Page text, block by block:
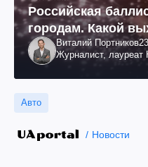
Российская
городам. Какой
Виталий Портников
Журналист, лауреат
Авто
Новости